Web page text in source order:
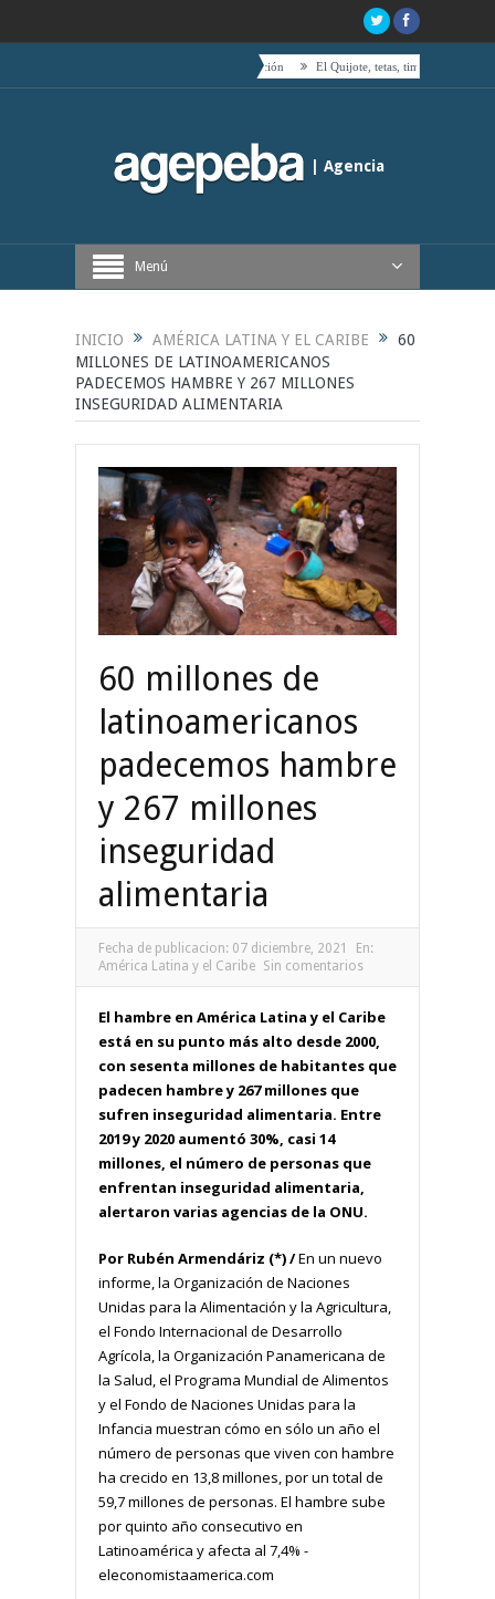
El Quijote, tetas, timbales y café
| Agencia
Periodística de Buenos Aires
Menú
INICIO AMÉRICA LATINA Y EL CARIBE
60
MILLONES DE LATINOAMERICANOS
PADECEMOS HAMBRE Y 267 MILLONES
INSEGURIDAD ALIMENTARIA
60 millones de
latinoamericanos
padecemos hambre
y 267 millones
inseguridad
alimentaria
Fecha de publicacion: 07 diciembre, 2021
En:
América Latina y el Caribe Sin comentarios
El hambre en América Latina y el Caribe
está en su punto más alto desde 2000,
con sesenta millones de habitantes que
padecen hambre y 267 millones que
sufren inseguridad alimentaria. Entre
2019 y 2020 aumentó 30%, casi 14
millones, el número de personas que
enfrentan inseguridad alimentaria,
alertaron varias agencias de la ONU.
Por Rubén Armendáriz (*) /En un nuevo
informe, la Organización de Naciones
Unidas para la Alimentación y la Agricultura,
el Fondo Internacional de Desarrollo
Agrícola, la Organización Panamericana de
la Salud, el Programa Mundial de Alimentos
y el Fondo de Naciones Unidas para la
Infancia muestran cómo en sólo un año el
número de personas que viven con hambre
ha crecido en 13,8 millones, por un total de
59,7 millones de personas. El hambre sube
por quinto año consecutivo en
Latinoamérica y afecta al 7,4% -
eleconomistaamerica.com